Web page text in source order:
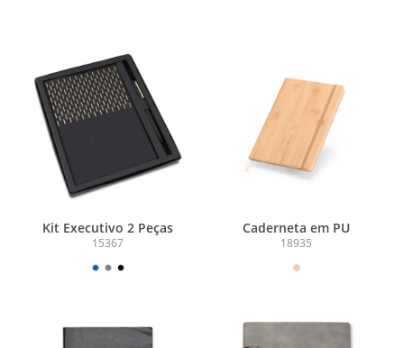
Kit Executivo 2 Peças
15367
Caderneta em PU
18935